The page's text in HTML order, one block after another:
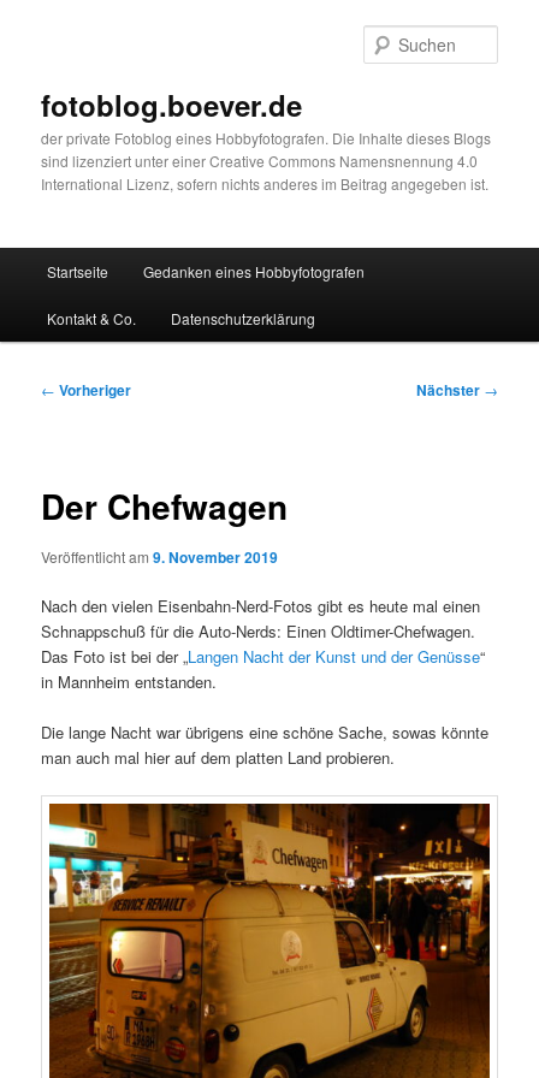
fotoblog.boever.de
der private Fotoblog eines Hobbyfotografen. Die Inhalte dieses Blogs
sind lizenziert unter einer Creative Commons Namensnennung 4.0
International Lizenz, sofern nichts anderes im Beitrag angegeben ist.
Startseite Gedanken eines Hobbyfotografen
Kontakt & Co. Datenschutzerklärung
Beitragsnavigation
← Vorheriger Nächster →
Der Chefwagen
Veröffentlicht am9. November 2019
Nach den vielen Eisenbahn-Nerd-Fotos gibt es heute mal einen
Schnappschuß für die Auto-Nerds: Einen Oldtimer-Chefwagen.
Das Foto ist bei der „Langen Nacht der Kunst und der Genüsse“
in Mannheim entstanden.
Die lange Nacht war übrigens eine schöne Sache, sowas könnte
man auch mal hier auf dem platten Land probieren.